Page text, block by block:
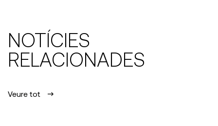
NOTÍCIES
RELACIONADES
Veure tot